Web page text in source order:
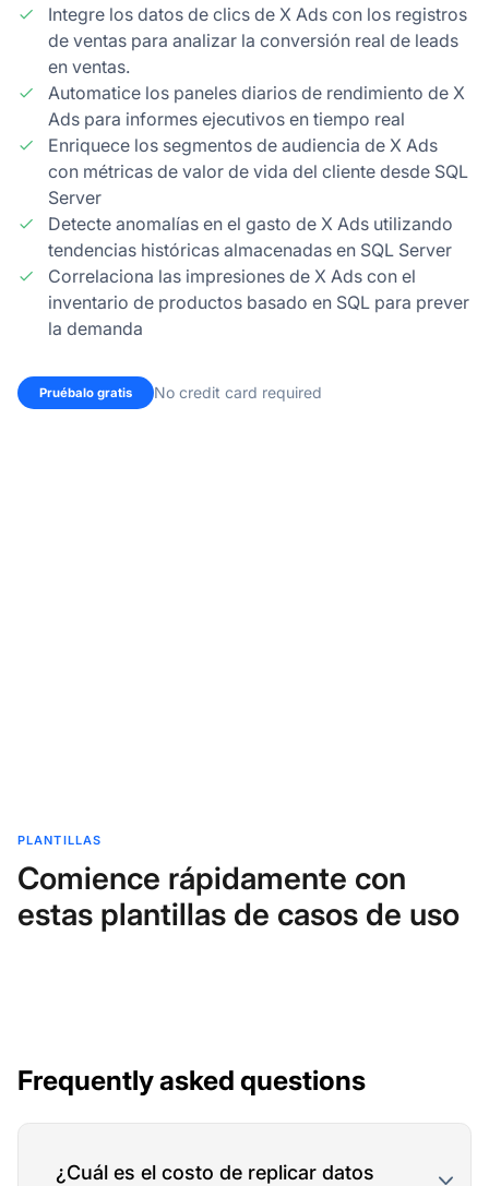
Integre los datos de clics de X Ads con los registros
de ventas para analizar la conversión real de leads
en ventas.
Automatice los paneles diarios de rendimiento de X
Ads para informes ejecutivos en tiempo real
Enriquece los segmentos de audiencia de X Ads
con métricas de valor de vida del cliente desde SQL
Server
Detecte anomalías en el gasto de X Ads utilizando
tendencias históricas almacenadas en SQL Server
Correlaciona las impresiones de X Ads con el
inventario de productos basado en SQL para prever
la demanda
Pruébalo gratis No credit card required
PLANTILLAS
Comience rápidamente con
estas plantillas de casos de uso
Frequently asked questions
¿Cuál es el costo de replicar datos